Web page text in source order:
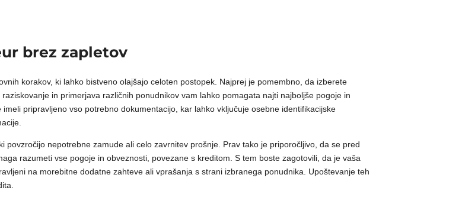
brez zapletov
korakov, ki lahko bistveno olajšajo celoten postopek. Najprej je pomembno, da izberete
in primerjava različnih ponudnikov vam lahko pomagata najti najboljše pogoje in
pripravljeno vso potrebno dokumentacijo, kar lahko vključuje osebne identifikacijske
povzročijo nepotrebne zamude ali celo zavrnitev prošnje. Prav tako je priporočljivo, da se pred
razumeti vse pogoje in obveznosti, povezane s kreditom. S tem boste zagotovili, da je vaša
na morebitne dodatne zahteve ali vprašanja s strani izbranega ponudnika. Upoštevanje teh